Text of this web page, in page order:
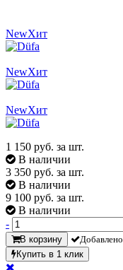
NewХит
NewХит
NewХит
1 150 руб. за шт.
В наличии
3 350 руб. за шт.
В наличии
9 100 руб. за шт.
В наличии
-
В корзину
Добавлено
Купить в 1 клик